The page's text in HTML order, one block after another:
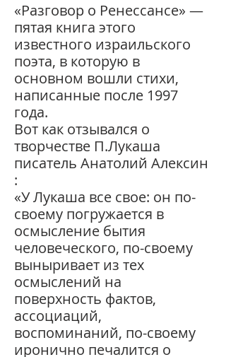
«Разговор о Ренессансе» —
пятая книга этого
известного израильского
поэта, в которую в
основном вошли стихи,
написанные после 1997
года.
Вот как отзывался о
творчестве П.Лукаша
писатель Анатолий Алексин
:
«У Лукаша все свое: он по-
своему погружается в
осмысление бытия
человеческого, по-своему
выныривает из тех
осмыслений на
поверхность фактов,
ассоциаций,
воспоминаний, по-своему
иронично печалится о